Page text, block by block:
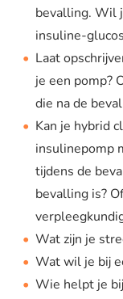
bevalling. Wil
insuline-
Laat
je een pomp?
die na de
Kan je hybrid
insulinepomp
tijdens de
bevalling is?
Wat zijn je
Wat wil je bij
Wie helpt je